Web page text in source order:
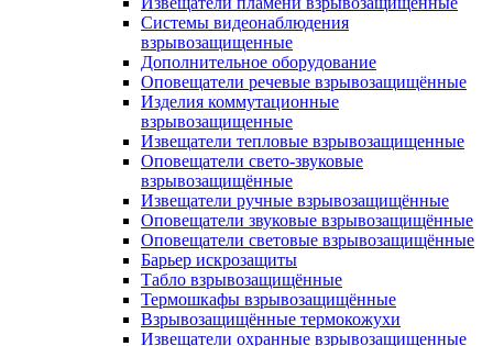
Системы видеонаблюдения
взрывозащищенные
Дополнительное оборудование
Оповещатели речевые взрывозащищённые
Изделия коммутационные
взрывозащищенные
Извещатели тепловые взрывозащищенные
Оповещатели свето-звуковые
взрывозащищённые
Извещатели ручные взрывозащищённые
Оповещатели звуковые взрывозащищённые
Оповещатели световые взрывозащищённые
Барьер искрозащиты
Табло взрывозащищённые
Термошкафы взрывозащищённые
Взрывозащищённые термокожухи
Извещатели охранные взрывозащищенные